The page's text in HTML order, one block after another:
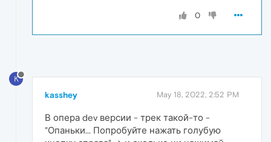
0
K
kasshey May 18, 2022, 2:52 PM
В опера dev версии - трек такой-то -
"Опаньки... Попробуйте нажать голубую